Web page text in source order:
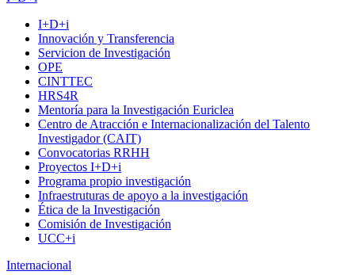
I+D+i
Innovación y Transferencia
Servicion de Investigación
OPE
CINTTEC
HRS4R
Mentoría para la Investigación Euriclea
Centro de Atracción e Internacionalización del Talento
Investigador (CAIT)
Convocatorias RRHH
Proyectos I+D+i
Programa propio investigación
Infraestruturas de apoyo a la investigación
Ética de la Investigación
Comisión de Investigación
UCC+i
Internacional